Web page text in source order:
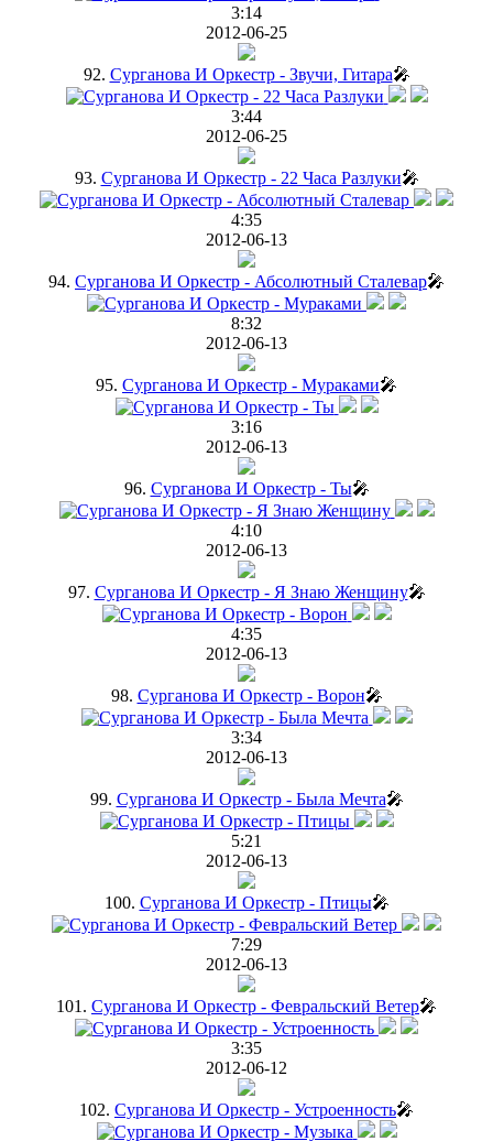
3:14
2012-06-25
92. Сурганова И Оркестр - Звучи, Гитара🎤
3:44
2012-06-25
93. Сурганова И Оркестр - 22 Часа Разлуки🎤
4:35
2012-06-13
94. Сурганова И Оркестр - Абсолютный Сталевар🎤
8:32
2012-06-13
95. Сурганова И Оркестр - Мураками🎤
3:16
2012-06-13
96. Сурганова И Оркестр - Ты🎤
4:10
2012-06-13
97. Сурганова И Оркестр - Я Знаю Женщину🎤
4:35
2012-06-13
98. Сурганова И Оркестр - Ворон🎤
3:34
2012-06-13
99. Сурганова И Оркестр - Была Мечта🎤
5:21
2012-06-13
100. Сурганова И Оркестр - Птицы🎤
7:29
2012-06-13
101. Сурганова И Оркестр - Февральский Ветер🎤
3:35
2012-06-12
102. Сурганова И Оркестр - Устроенность🎤